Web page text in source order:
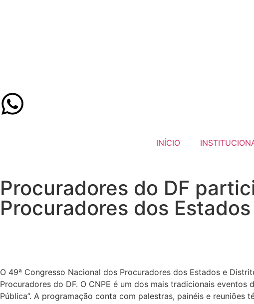
INÍCIO
Procuradores do DF
Procuradores dos
O 49ª Congresso Nacional dos Procuradores dos Estados e
Procuradores do DF. O CNPE é um dos mais tradicionais
Pública”. A programação conta com palestras, painéis e reuniões